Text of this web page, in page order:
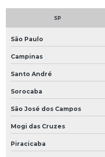
SP
São Paulo
Campinas
Santo André
Sorocaba
São José dos Campos
Mogi das Cruzes
Piracicaba